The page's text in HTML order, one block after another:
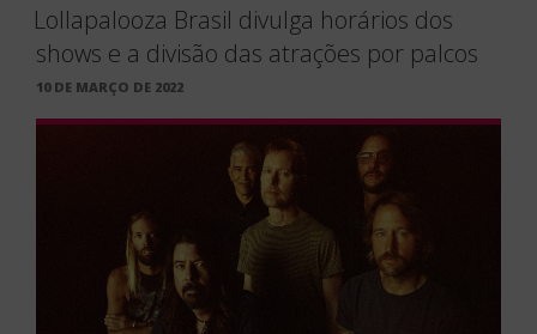
Lollapalooza Brasil divulga horários dos
shows e a divisão das atrações por palcos
PUBLICADO
10 DE MARÇO DE 2022